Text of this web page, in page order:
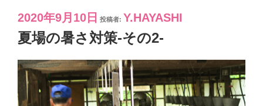
投
稿
日:
2020年9月10日 投稿者: Y.HAYASHI
夏場の暑さ対策-その2-